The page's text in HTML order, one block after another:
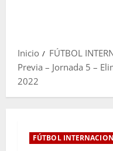
Inicio
FÚTBOL
Previa – Jornada 5 –
2022
FÚTBOL